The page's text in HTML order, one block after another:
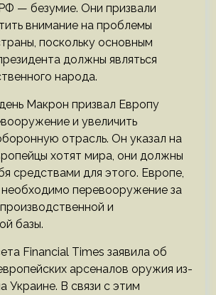
— безумие. Они призвали
внимание на проблемы
поскольку основным
должны являться
народа.
Макрон призвал Европу
и увеличить
отрасль. Он указал на
хотят мира, они должны
средствами для этого. Европе,
необходимо перевооружение за
и
базы.
Financial Times заявила об
арсеналов оружия из-
Украине. В связи с этим